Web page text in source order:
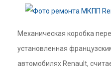
Механическая коробка
установленная
автомобилях Renault,